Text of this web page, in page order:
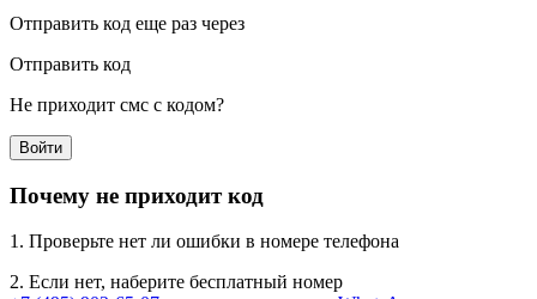
Отправить код еще раз через
Отправить код
Не приходит смс с кодом?
Войти
Почему не приходит код
1. Проверьте нет ли ошибки в номере телефона
2. Если нет, наберите бесплатный номер